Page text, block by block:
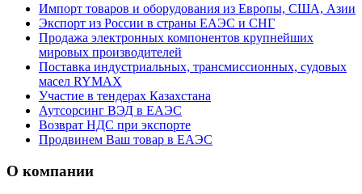
Импорт товаров и оборудования из Европы, США, Азии
Экспорт из России в страны ЕАЭС и СНГ
Продажа электронных компонентов крупнейших
мировых производителей
Поставка индустриальных, трансмиссионных, судовых
масел RYMAX
Участие в тендерах Казахстана
Аутсорсинг ВЭД в ЕАЭС
Возврат НДС при экспорте
Продвинем Ваш товар в ЕАЭС
О компании